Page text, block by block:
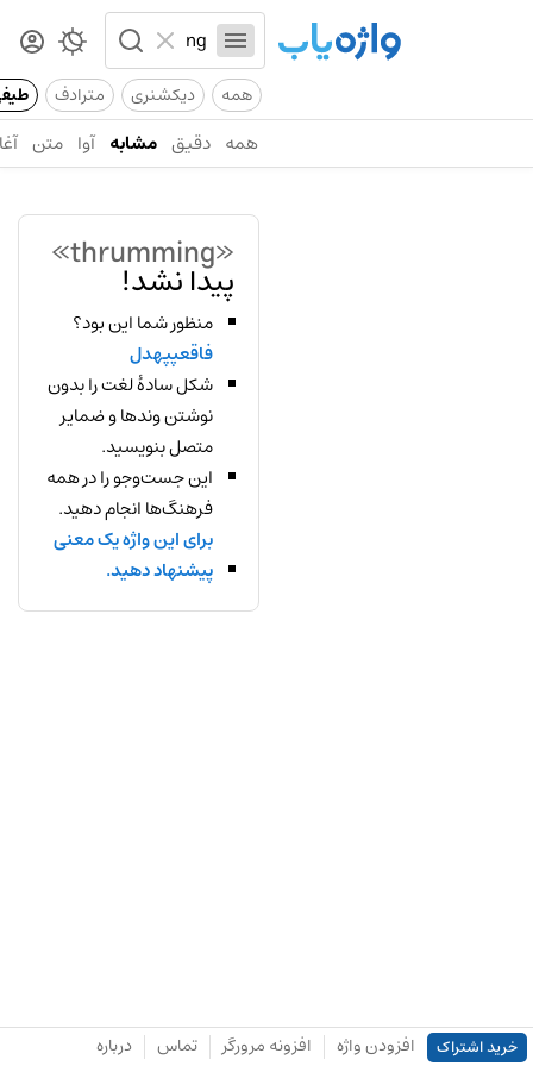
همه دیکشنری مترادف
همه دقیق مشابه آوا متن
«thrumming»
پیدا نشد!
منظور شما این بود؟
فاقعپپهدل
شکل سادهٔ لغت را بدون
نوشتن وندها و ضمایر
متصل بنویسید.
این جست‌وجو را در همه
فرهنگ‌ها انجام دهید.
برای این واژه یک معنی
پیشنهاد دهید.
خرید اشتراک افزودن واژه افزونه مرورگر تماس درباره